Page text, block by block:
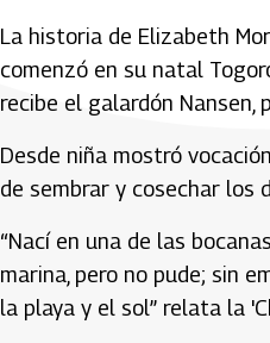
La historia de Elizabeth
comenzó en su natal
recibe el galardón Nansen,
Desde niña mostró
de sembrar y cosechar los
“Nací en una de las
marina, pero no pude; sin
la playa y el sol” relata la